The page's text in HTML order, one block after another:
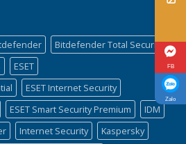
Bitdefender Total Security
ESET
ESET Internet Security
ESET Smart Security Premium
IDM
Internet Security
Kaspersky
FB
Zalo